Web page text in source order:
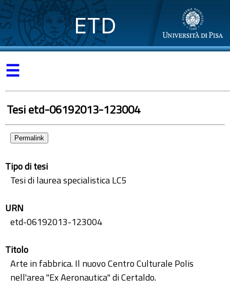
ETD
☰
Tesi etd-06192013-123004
Permalink
Tipo di tesi
Tesi di laurea specialistica LC5
URN
etd-06192013-123004
Titolo
Arte in fabbrica. Il nuovo Centro Culturale Polis
nell'area "Ex Aeronautica" di Certaldo.